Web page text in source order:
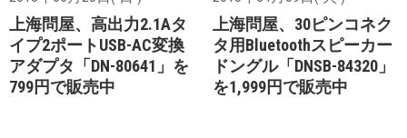
上海問屋、高出力2.1Aタ
イプ2ポートUSB-AC変換
アダプタ「DN-80641」を
799円で販売中
上海問屋、30ピンコネク
タ用Bluetoothスピーカー
ドングル「DNSB-84320」
を1,999円で販売中